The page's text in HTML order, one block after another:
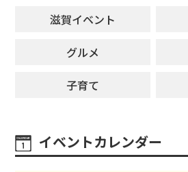
滋賀イベント
グルメ
子育て
イベントカレンダー